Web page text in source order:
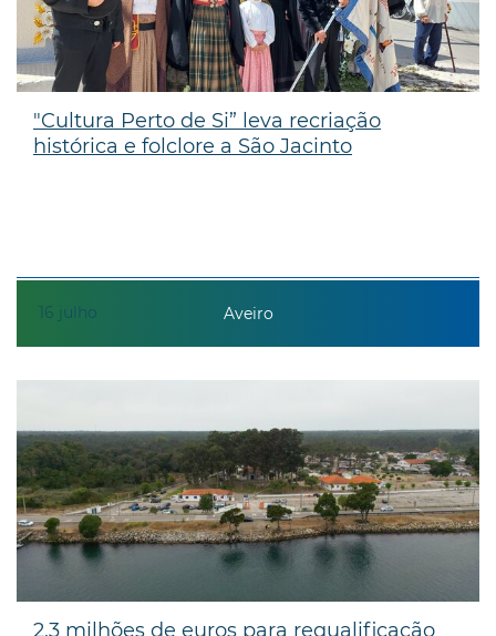
16 julho
"Cultura Perto de Si” leva recriação
histórica e folclore a São Jacinto
Aveiro
2,3 milhões de euros para requalificação